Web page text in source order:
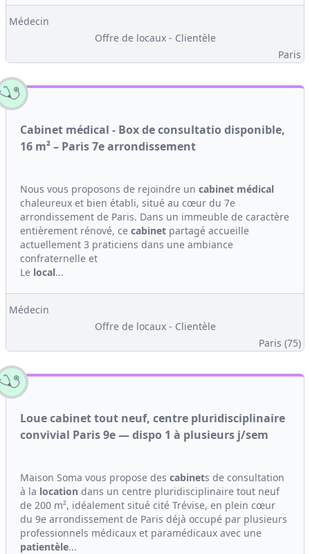
Médecin
Offre de locaux - Clientèle
Paris
Cabinet médical - Box de consultatio disponible,
16 m² – Paris 7e arrondissement
Nous vous proposons de rejoindre un cabinet médical
chaleureux et bien établi, situé au cœur du 7e
arrondissement de Paris. Dans un immeuble de caractère
entièrement rénové, ce cabinet partagé accueille
actuellement 3 praticiens dans une ambiance
confraternelle et
Le local...
Médecin
Offre de locaux - Clientèle
Paris (75)
Loue cabinet tout neuf, centre pluridisciplinaire
convivial Paris 9e — dispo 1 à plusieurs j/sem
Maison Soma vous propose des cabinets de consultation
à la location dans un centre pluridisciplinaire tout neuf
de 200 m², idéalement situé cité Trévise, en plein cœur
du 9e arrondissement de Paris déjà occupé par plusieurs
professionnels médicaux et paramédicaux avec une
patientèle...